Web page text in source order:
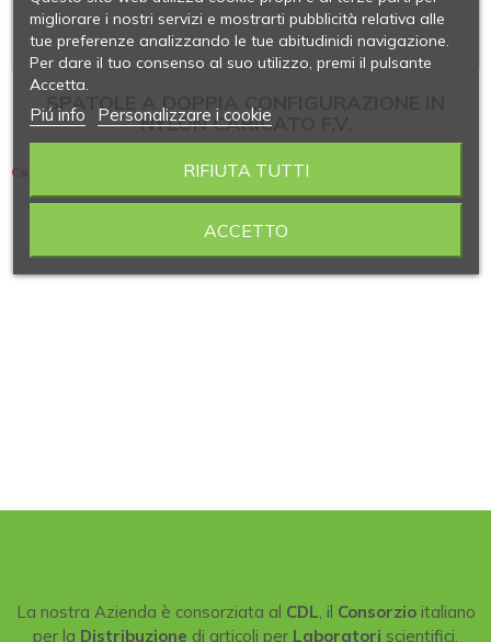
SPATOLE A DOPPIA CONFIGURAZIONE IN
NYLON CARICATO F.V.
Contiene 4 articoli
La nostra Azienda è consorziata al CDL , il Consorzioitaliano
per la Distribuzione di articoli per Laboratori scientifici.
migliorare i nostri servizi e mostrarti pubblicità relativa alle
tue preferenze analizzando le tue abitudinidi navigazione.
Per dare il tuo consenso al suo utilizzo, premi il pulsante
Accetta.
Piú info Personalizzare i cookie
RIFIUTA TUTTI
ACCETTO